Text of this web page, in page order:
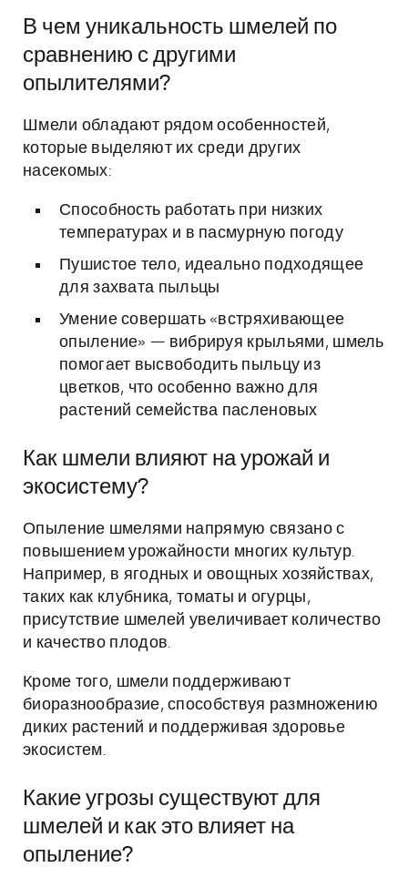
В чем уникальность шмелей по
сравнению с другими
опылителями?
Шмели обладают рядом особенностей,
которые выделяют их среди других
насекомых:
Способность работать при низких
температурах и в пасмурную погоду
Пушистое тело, идеально подходящее
для захвата пыльцы
Умение совершать «встряхивающее
опыление» — вибрируя крыльями, шмель
помогает высвободить пыльцу из
цветков, что особенно важно для
растений семейства пасленовых
Как шмели влияют на урожай и
экосистему?
Опыление шмелями напрямую связано с
повышением урожайности многих культур.
Например, в ягодных и овощных хозяйствах,
таких как клубника, томаты и огурцы,
присутствие шмелей увеличивает количество
и качество плодов.
Кроме того, шмели поддерживают
биоразнообразие, способствуя размножению
диких растений и поддерживая здоровье
экосистем.
Какие угрозы существуют для
шмелей и как это влияет на
опыление?